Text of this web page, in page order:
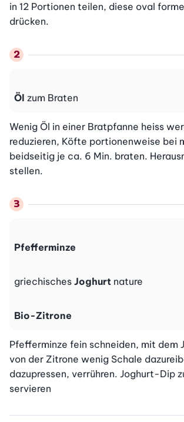
in 12 Portionen teilen, diese oval
drücken.
Öl zum Braten
Wenig Öl in einer Bratpfanne heiss
reduzieren, Köfte portionenweise bei
beidseitig je ca. 6 Min. braten.
stellen.
Pfefferminze
griechisches Joghurt nature
Bio-Zitrone
Pfefferminze fein schneiden, mit dem
von der Zitrone wenig Schale
dazupressen, verrühren. Joghurt-Dip
servieren